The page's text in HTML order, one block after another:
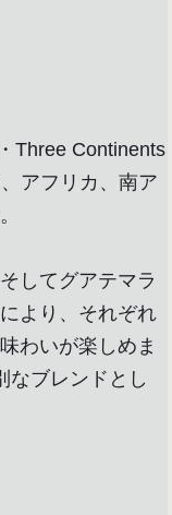
Three Continents
アフリカ、南ア
してグアテマラ
より、それぞれ
わいが楽しめま
なブレンドとし